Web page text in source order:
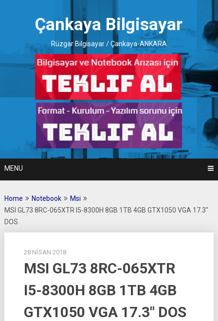
Çankaya Bilgisayar
Rüzgar Bilgisayar / Çankaya-ANKARA
MENU
Home Notebook
Msi
MSI GL73 8RC-065XTR I5-8300H 8GB 1TB 4GB GTX1050 VGA 17.3″
DOS
28 NISAN 2018
MSI GL73 8RC-065XTR
I5-8300H 8GB 1TB 4GB
GTX1050 VGA 17.3″ DOS